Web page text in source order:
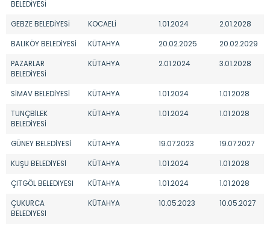
BELEDİYESİ
GEBZE BELEDİYESİ KOCAELİ 1.01.2024 2.01.2028
BALIKÖY BELEDİYESİ KÜTAHYA 20.02.2025 20.02.2029
PAZARLAR
BELEDİYESİ
KÜTAHYA 2.01.2024 3.01.2028
SİMAV BELEDİYESİ KÜTAHYA 1.01.2024 1.01.2028
TUNÇBİLEK
BELEDİYESİ
KÜTAHYA 1.01.2024 1.01.2028
GÜNEY BELEDİYESİ KÜTAHYA 19.07.2023 19.07.2027
KUŞU BELEDİYESİ KÜTAHYA 1.01.2024 1.01.2028
ÇİTGÖL BELEDİYESİ KÜTAHYA 1.01.2024 1.01.2028
ÇUKURCA
BELEDİYESİ
KÜTAHYA 10.05.2023 10.05.2027